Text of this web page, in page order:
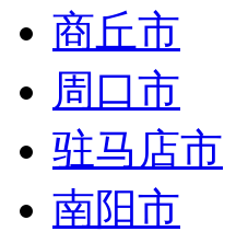
商丘市
周口市
驻马店市
南阳市